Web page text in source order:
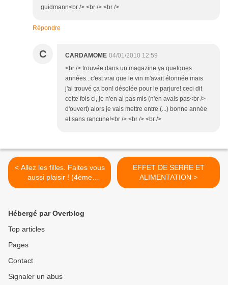
guidmann<br /> <br /> <br />
Répondre
C CARDAMOME 04/01/2010 12:59
<br /> trouvée dans un magazine ya quelques
années...c'est vrai que le vin m'avait étonnée mais
j'ai trouvé ça bon! désolée pour le parjure! ceci dit
cette fois ci, je n'en ai pas mis (n'en avais pas<br />
d'ouvert) alors je vais mettre entre (...) bonne année
et sans rancune!<br /> <br /> <br />
< Allez les filles. Faites vous
aussi plaisir ! (4ème
épisode)
EFFET DE SERRE ET
ALIMENTATION >
Hébergé par Overblog
Top articles
Pages
Contact
Signaler un abus